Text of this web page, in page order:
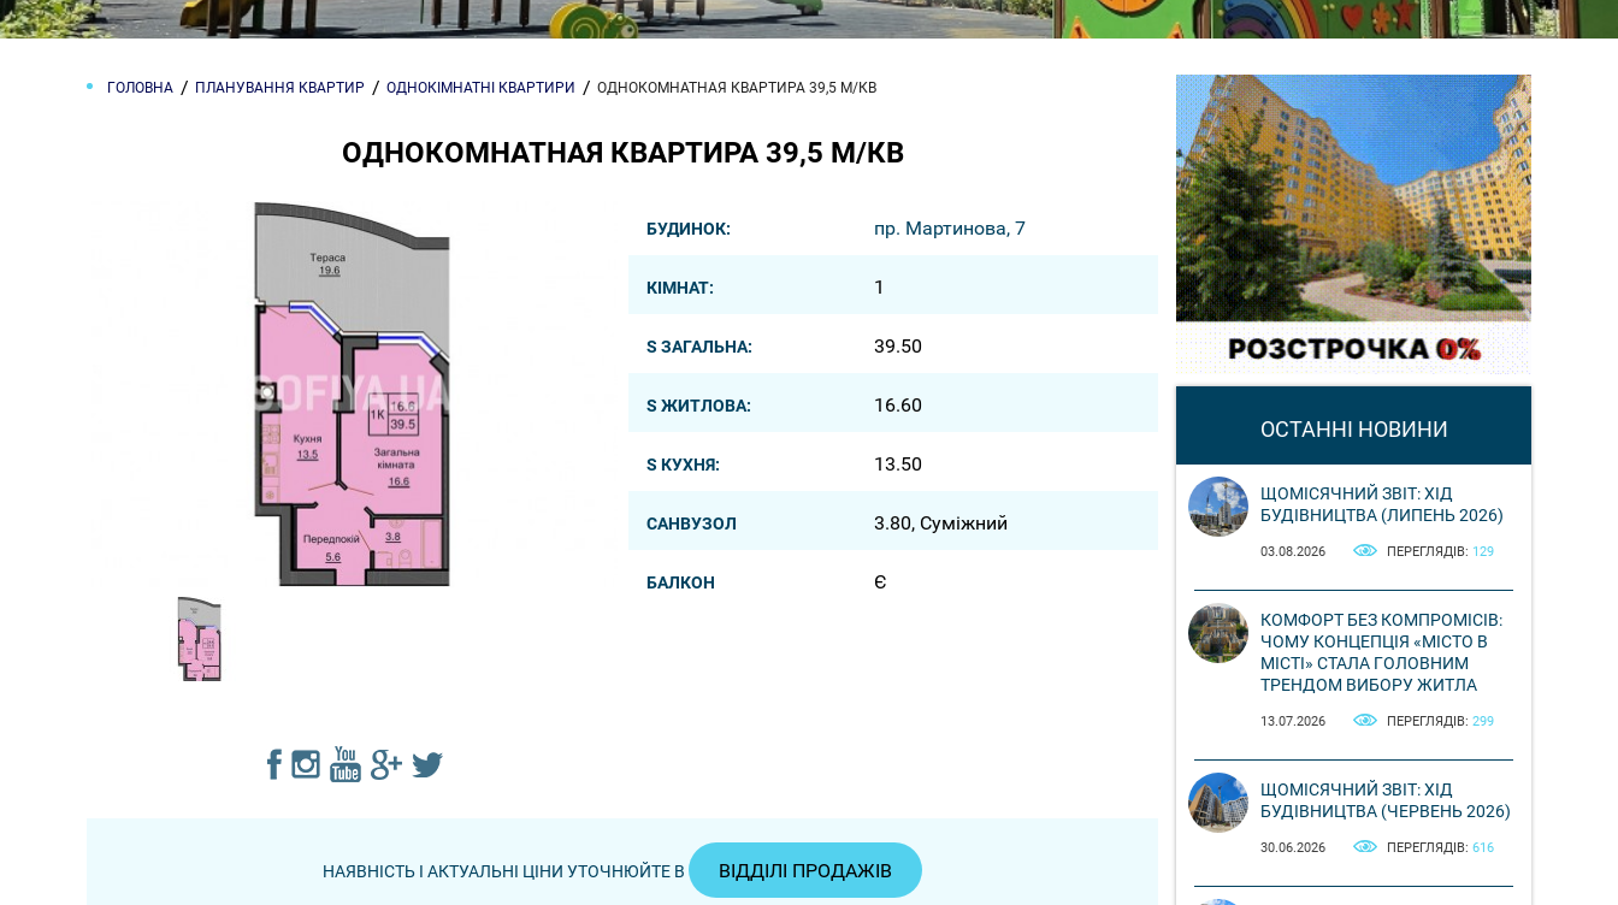
ГОЛОВНА ПЛАНУВАННЯ КВАРТИР ОДНОКІМНАТНІ КВАРТИРИ ОДНОКОМНАТНАЯ КВАРТИРА 39,5 М/КВ
ОДНОКОМНАТНАЯ КВАРТИРА 39,5 М/КВ
БУДИНОК: пр. Мартинова, 7
КІМНАТ: 1
S ЗАГАЛЬНА: 39.50
S ЖИТЛОВА: 16.60
S КУХНЯ: 13.50
САНВУЗОЛ 3.80, Суміжний
БАЛКОН Є
НАЯВНІСТЬ І АКТУАЛЬНІ ЦІНИ УТОЧНЮЙТЕ В ВІДДІЛІ ПРОДАЖІВ
ОСТАННІ НОВИНИ
ЩОМІСЯЧНИЙ ЗВІТ: ХІД
БУДІВНИЦТВА (ЛИПЕНЬ 2026)
03.08.2026 ПЕРЕГЛЯДІВ: 129
КОМФОРТ БЕЗ КОМПРОМІСІВ:
ЧОМУ КОНЦЕПЦІЯ «МІСТО В
МІСТІ» СТАЛА ГОЛОВНИМ
ТРЕНДОМ ВИБОРУ ЖИТЛА
13.07.2026 ПЕРЕГЛЯДІВ: 299
ЩОМІСЯЧНИЙ ЗВІТ: ХІД
БУДІВНИЦТВА (ЧЕРВЕНЬ 2026)
30.06.2026 ПЕРЕГЛЯДІВ: 616